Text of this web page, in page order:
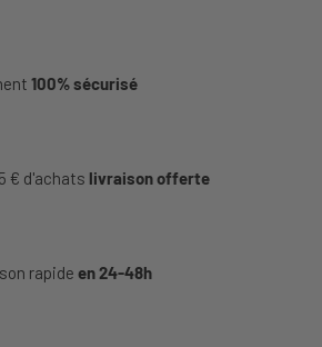
100% sécurisé
€ d'achats livraison offerte
rapide en 24-48h